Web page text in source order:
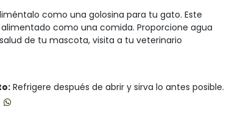
como una golosina para tu gato. Este
como una comida. Proporcione agua
de tu mascota, visita a tu veterinario
Refrigere después de abrir y sirva lo antes posible.